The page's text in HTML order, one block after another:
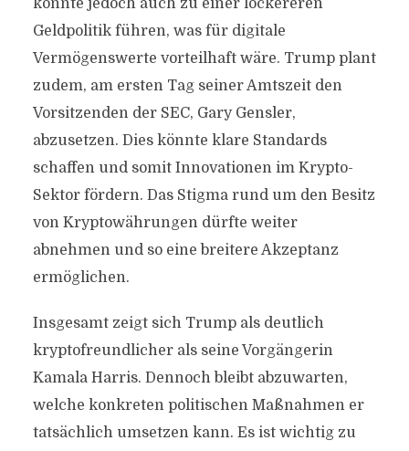
könnte jedoch auch zu einer lockereren
Geldpolitik führen, was für digitale
Vermögenswerte vorteilhaft wäre. Trump plant
zudem, am ersten Tag seiner Amtszeit den
Vorsitzenden der SEC, Gary Gensler,
abzusetzen. Dies könnte klare Standards
schaffen und somit Innovationen im Krypto-
Sektor fördern. Das Stigma rund um den Besitz
von Kryptowährungen dürfte weiter
abnehmen und so eine breitere Akzeptanz
ermöglichen.
Insgesamt zeigt sich Trump als deutlich
kryptofreundlicher als seine Vorgängerin
Kamala Harris. Dennoch bleibt abzuwarten,
welche konkreten politischen Maßnahmen er
tatsächlich umsetzen kann. Es ist wichtig zu